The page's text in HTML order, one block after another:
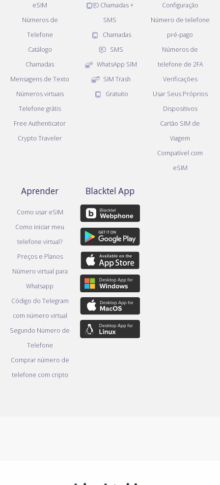
eSIM
Números de
Telefone
Catálogo
Chamadas
Mensagens de Texto
Números virtuais
Telefone grátis
Free Authenticator
Crypto Traveler
Chamadas +
SMS
Chamadas
SMS
WhatsApp SIM
SIM Trash
Gratuito
Configuração
Número de telefone
pré-pago
Números de
telefone de 2FA
Verificações
Usar Seus Próprios
Dispositivos
Cartão SIM de
Viagem
Compatível com
eSIM
Aprender
Como usar eSIM
Como iniciar meu
telefone virtual?
Preços e Planos
Número virtual para
Whatsapp
Código do Telegram
com número virtual
Segundo Número de
Telefone
Comprar número de
telefone com cripto
Blacktel App